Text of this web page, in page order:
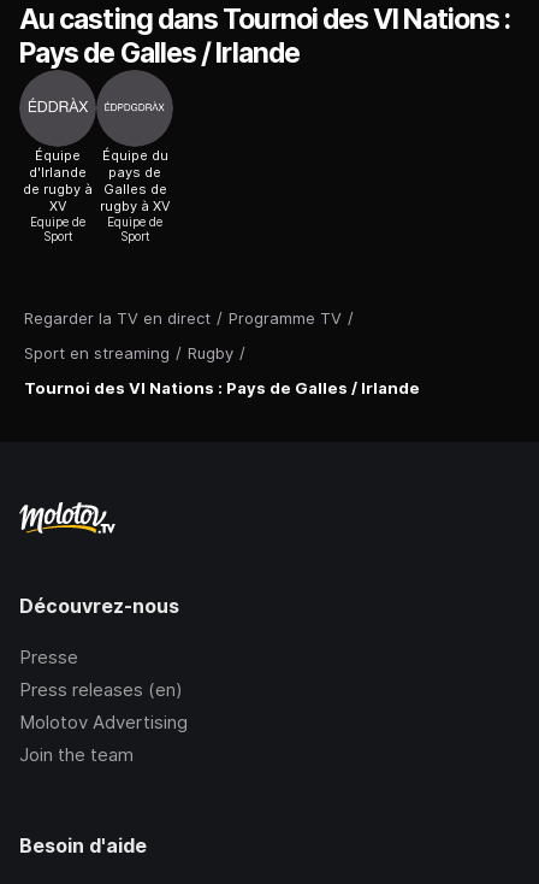
Regarder la TV en direct / Programme TV /
Sport en streaming / Rugby /
Tournoi des VI Nations : Pays de Galles / Irlande
Au casting dans Tournoi des VI Nations :
Pays de Galles / Irlande
Équipe
d'Irlande
de rugby à
XV
Equipe de
Sport
Équipe du
pays de
Galles de
rugby à XV
Equipe de
Sport
Découvrez-nous
Presse
Press releases (en)
Molotov Advertising
Join the team
Besoin d'aide